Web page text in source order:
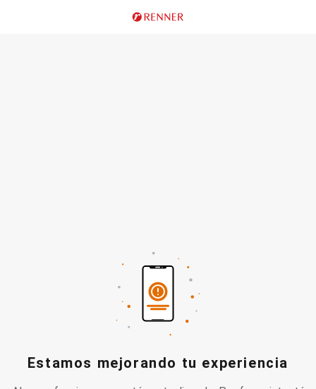
Estamos mejorando tu experiencia